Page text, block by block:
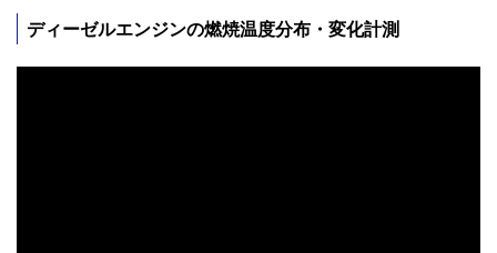
ディーゼルエンジンの燃焼温度分布・変化計測